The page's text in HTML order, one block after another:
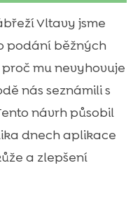
bílkovinou pro
citlivým a
od kvalitního
bílkovinou
Vltavy jsme
podání běžných
mu nevyhovuje
nás seznámili s
návrh působil
dnech aplikace
a zlepšení